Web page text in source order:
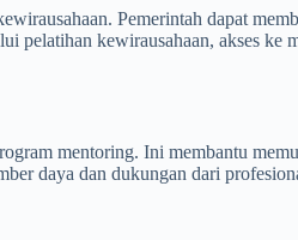
Pemerintah dapat
pelatihan kewirausahaan, akses ke
mentoring. Ini membantu
daya dan dukungan dari